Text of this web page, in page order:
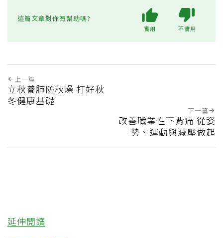
這篇文章對你有幫助嗎?
實用 不實用
上一篇
立秋養肺防秋燥 打好秋
冬健康基礎
下一篇
改善職業性下背痛 從姿
勢、運動與減壓做起
延伸閱讀